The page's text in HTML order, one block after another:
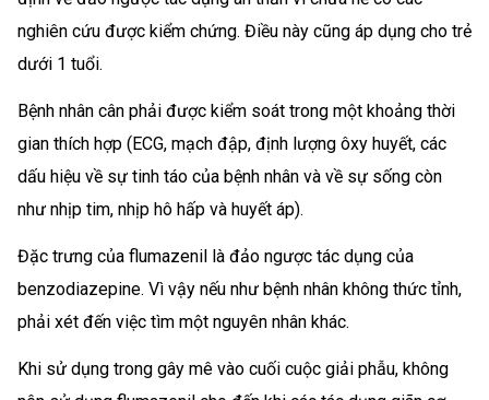
nghiên cứu được kiểm chứng. Điều này cũng áp dụng cho trẻ
dưới 1 tuổi.
Bệnh nhân cân phải được kiểm soát trong một khoảng thời
gian thích hợp (ECG, mạch đập, định lượng ôxy huyết, các
dấu hiệu về sự tinh táo của bệnh nhân và về sự sống còn
như nhịp tim, nhịp hô hấp và huyết áp).
Đặc trưng của flumazenil là đảo ngược tác dụng của
benzodiazepine. Vì vậy nếu như bệnh nhân không thức tỉnh,
phải xét đến việc tìm một nguyên nhân khác.
Khi sử dụng trong gây mê vào cuối cuộc giải phẫu, không